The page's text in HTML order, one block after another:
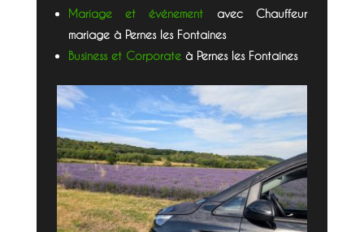
Mariage et événement avec Chauffeur
mariage à Pernes les Fontaines
Business et Corporateà Pernes les Fontaines